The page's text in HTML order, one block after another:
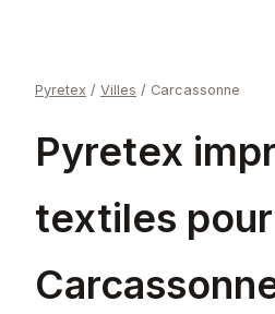
Pyretex / Villes / Carcassonne
Pyretex
textiles pour